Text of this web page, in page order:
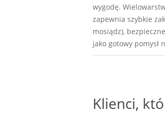
wygodę.
zapewnia szybkie
mosiądz),
jako gotowy pomysł
Klienci,